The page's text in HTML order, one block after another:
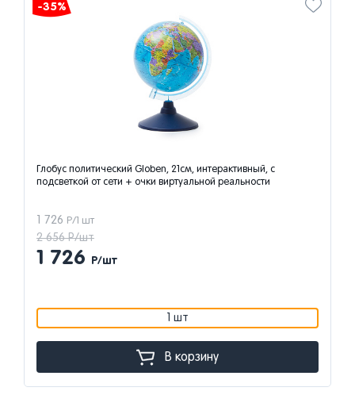
-35%
Глобус политический Globen, 21см, интерактивный, с
подсветкой от сети + очки виртуальной реальности
1 726 Р/1 шт
2 656 Р/шт
1 726 Р/шт
1 шт
В корзину